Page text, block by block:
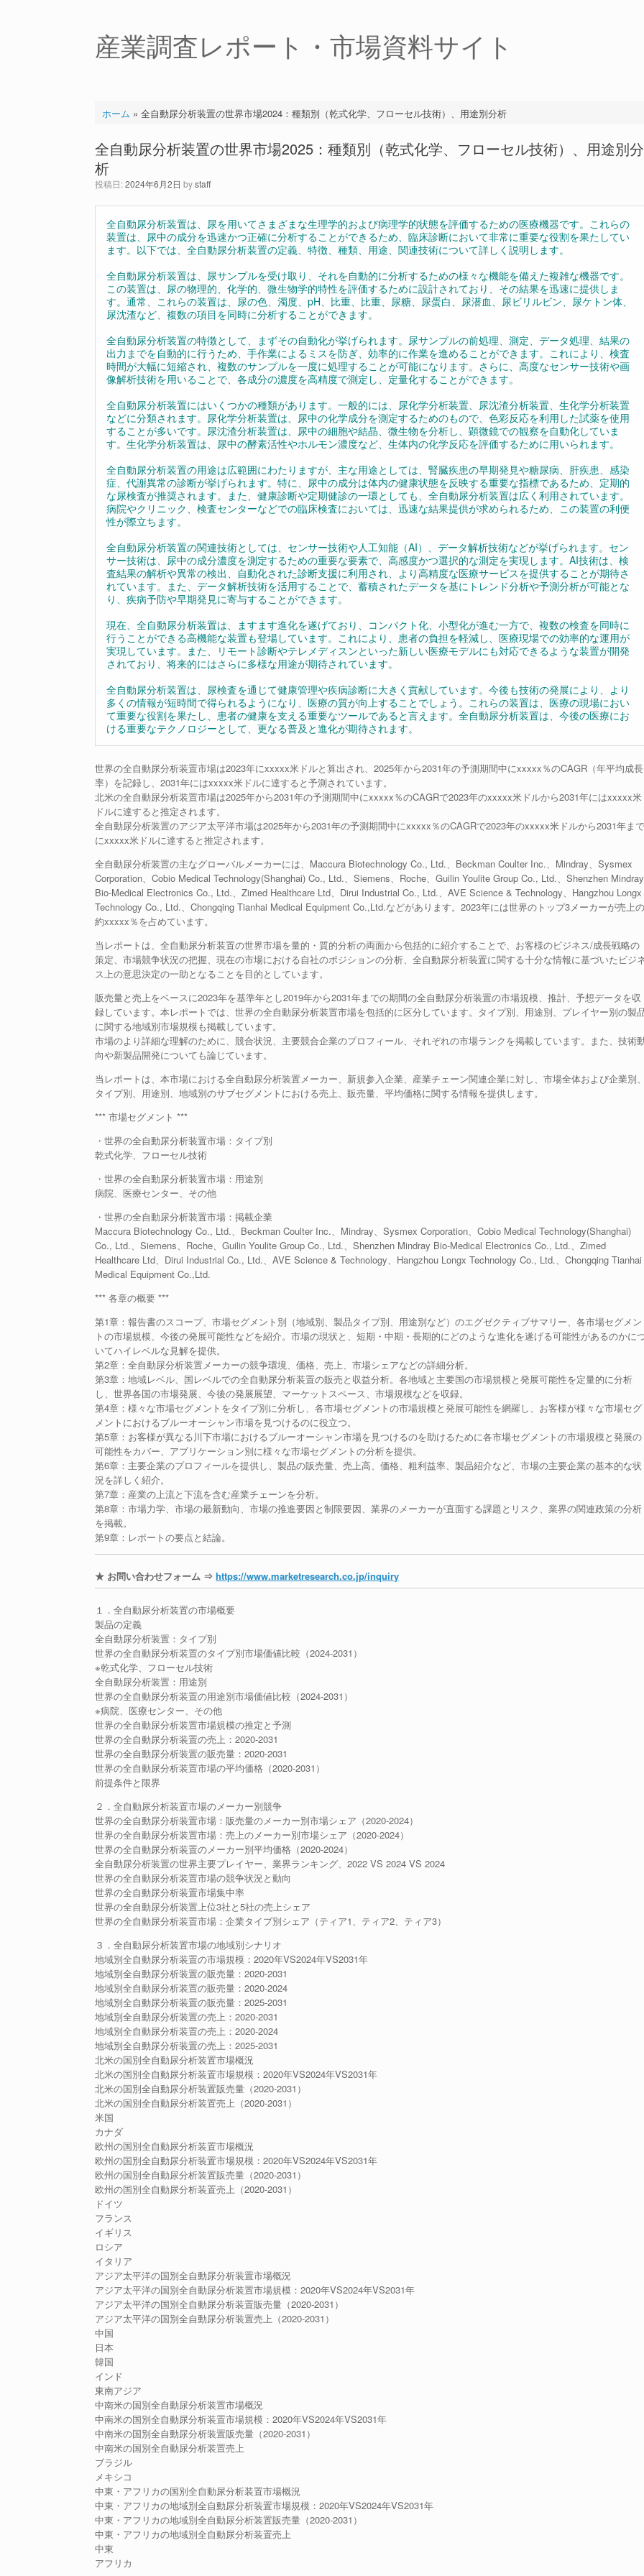
産業調査レポート・市場資料サイト
ホーム » 全自動尿分析装置の世界市場2024：種類別（乾式化学、フローセル技術）、用途別分析
全自動尿分析装置の世界市場2025：種類別（乾式化学、フローセル技術）、用途別分
析
投稿日:2024年6月2日 bystaff
全自動尿分析装置は、尿を用いてさまざまな生理学的および病理学的状態を評価するための医療機器です。これらの
装置は、尿中の成分を迅速かつ正確に分析することができるため、臨床診断において非常に重要な役割を果たしてい
ます。以下では、全自動尿分析装置の定義、特徴、種類、用途、関連技術について詳しく説明します。
全自動尿分析装置は、尿サンプルを受け取り、それを自動的に分析するための様々な機能を備えた複雑な機器です。
この装置は、尿の物理的、化学的、微生物学的特性を評価するために設計されており、その結果を迅速に提供しま
す。通常、これらの装置は、尿の色、濁度、pH、比重、比重、尿糖、尿蛋白、尿潜血、尿ビリルビン、尿ケトン体、
尿沈渣など、複数の項目を同時に分析することができます。
全自動尿分析装置の特徴として、まずその自動化が挙げられます。尿サンプルの前処理、測定、データ処理、結果の
出力までを自動的に行うため、手作業によるミスを防ぎ、効率的に作業を進めることができます。これにより、検査
時間が大幅に短縮され、複数のサンプルを一度に処理することが可能になります。さらに、高度なセンサー技術や画
像解析技術を用いることで、各成分の濃度を高精度で測定し、定量化することができます。
全自動尿分析装置にはいくつかの種類があります。一般的には、尿化学分析装置、尿沈渣分析装置、生化学分析装置
などに分類されます。尿化学分析装置は、尿中の化学成分を測定するためのもので、色彩反応を利用した試薬を使用
することが多いです。尿沈渣分析装置は、尿中の細胞や結晶、微生物を分析し、顕微鏡での観察を自動化していま
す。生化学分析装置は、尿中の酵素活性やホルモン濃度など、生体内の化学反応を評価するために用いられます。
全自動尿分析装置の用途は広範囲にわたりますが、主な用途としては、腎臓疾患の早期発見や糖尿病、肝疾患、感染
症、代謝異常の診断が挙げられます。特に、尿中の成分は体内の健康状態を反映する重要な指標であるため、定期的
な尿検査が推奨されます。また、健康診断や定期健診の一環としても、全自動尿分析装置は広く利用されています。
病院やクリニック、検査センターなどでの臨床検査においては、迅速な結果提供が求められるため、この装置の利便
性が際立ちます。
全自動尿分析装置の関連技術としては、センサー技術や人工知能（AI）、データ解析技術などが挙げられます。セン
サー技術は、尿中の成分濃度を測定するための重要な要素で、高感度かつ選択的な測定を実現します。AI技術は、検
査結果の解析や異常の検出、自動化された診断支援に利用され、より高精度な医療サービスを提供することが期待さ
れています。また、データ解析技術を活用することで、蓄積されたデータを基にトレンド分析や予測分析が可能とな
り、疾病予防や早期発見に寄与することができます。
現在、全自動尿分析装置は、ますます進化を遂げており、コンパクト化、小型化が進む一方で、複数の検査を同時に
行うことができる高機能な装置も登場しています。これにより、患者の負担を軽減し、医療現場での効率的な運用が
実現しています。また、リモート診断やテレメディスンといった新しい医療モデルにも対応できるような装置が開発
されており、将来的にはさらに多様な用途が期待されています。
全自動尿分析装置は、尿検査を通じて健康管理や疾病診断に大きく貢献しています。今後も技術の発展により、より
多くの情報が短時間で得られるようになり、医療の質が向上することでしょう。これらの装置は、医療の現場におい
て重要な役割を果たし、患者の健康を支える重要なツールであると言えます。全自動尿分析装置は、今後の医療にお
ける重要なテクノロジーとして、更なる普及と進化が期待されます。
世界の全自動尿分析装置市場は2023年にxxxxx米ドルと算出され、2025年から2031年の予測期間中にxxxxx％のCAGR（年平均成長
率）を記録し、2031年にはxxxxx米ドルに達すると予測されています。
北米の全自動尿分析装置市場は2025年から2031年の予測期間中にxxxxx％のCAGRで2023年のxxxxx米ドルから2031年にはxxxxx米
ドルに達すると推定されます。
全自動尿分析装置のアジア太平洋市場は2025年から2031年の予測期間中にxxxxx％のCAGRで2023年のxxxxx米ドルから2031年まで
にxxxxx米ドルに達すると推定されます。
全自動尿分析装置の主なグローバルメーカーには、Maccura Biotechnology Co., Ltd.、Beckman Coulter Inc.、Mindray、Sysmex
Corporation、Cobio Medical Technology(Shanghai) Co., Ltd.、Siemens、Roche、Guilin Youlite Group Co., Ltd.、Shenzhen Mindray
Bio-Medical Electronics Co., Ltd.、Zimed Healthcare Ltd、Dirui Industrial Co., Ltd.、AVE Science & Technology、Hangzhou Longx
Technology Co., Ltd.、Chongqing Tianhai Medical Equipment Co.,Ltd.などがあります。2023年には世界のトップ3メーカーが売上の
約xxxxx％を占めています。
当レポートは、全自動尿分析装置の世界市場を量的・質的分析の両面から包括的に紹介することで、お客様のビジネス/成長戦略の
策定、市場競争状況の把握、現在の市場における自社のポジションの分析、全自動尿分析装置に関する十分な情報に基づいたビジ
ス上の意思決定の一助となることを目的としています。
販売量と売上をベースに2023年を基準年とし2019年から2031年までの期間の全自動尿分析装置の市場規模、推計、予想データを収
録しています。本レポートでは、世界の全自動尿分析装置市場を包括的に区分しています。タイプ別、用途別、プレイヤー別の製
に関する地域別市場規模も掲載しています。
市場のより詳細な理解のために、競合状況、主要競合企業のプロフィール、それぞれの市場ランクを掲載しています。また、技術
向や新製品開発についても論じています。
当レポートは、本市場における全自動尿分析装置メーカー、新規参入企業、産業チェーン関連企業に対し、市場全体および企業別、
タイプ別、用途別、地域別のサブセグメントにおける売上、販売量、平均価格に関する情報を提供します。
*** 市場セグメント ***
・世界の全自動尿分析装置市場：タイプ別
乾式化学、フローセル技術
・世界の全自動尿分析装置市場：用途別
病院、医療センター、その他
・世界の全自動尿分析装置市場：掲載企業
Maccura Biotechnology Co., Ltd.、Beckman Coulter Inc.、Mindray、Sysmex Corporation、Cobio Medical Technology(Shanghai)
Co., Ltd.、Siemens、Roche、Guilin Youlite Group Co., Ltd.、Shenzhen Mindray Bio-Medical Electronics Co., Ltd.、Zimed
Healthcare Ltd、Dirui Industrial Co., Ltd.、AVE Science & Technology、Hangzhou Longx Technology Co., Ltd.、Chongqing Tianhai
Medical Equipment Co.,Ltd.
*** 各章の概要 ***
第1章：報告書のスコープ、市場セグメント別（地域別、製品タイプ別、用途別など）のエグゼクティブサマリー、各市場セグメン
トの市場規模、今後の発展可能性などを紹介。市場の現状と、短期・中期・長期的にどのような進化を遂げる可能性があるのかに
いてハイレベルな見解を提供。
第2章：全自動尿分析装置メーカーの競争環境、価格、売上、市場シェアなどの詳細分析。
第3章：地域レベル、国レベルでの全自動尿分析装置の販売と収益分析。各地域と主要国の市場規模と発展可能性を定量的に分析
し、世界各国の市場発展、今後の発展展望、マーケットスペース、市場規模などを収録。
第4章：様々な市場セグメントをタイプ別に分析し、各市場セグメントの市場規模と発展可能性を網羅し、お客様が様々な市場セグ
メントにおけるブルーオーシャン市場を見つけるのに役立つ。
第5章：お客様が異なる川下市場におけるブルーオーシャン市場を見つけるのを助けるために各市場セグメントの市場規模と発展の
可能性をカバー、アプリケーション別に様々な市場セグメントの分析を提供。
第6章：主要企業のプロフィールを提供し、製品の販売量、売上高、価格、粗利益率、製品紹介など、市場の主要企業の基本的な状
況を詳しく紹介。
第7章：産業の上流と下流を含む産業チェーンを分析。
第8章：市場力学、市場の最新動向、市場の推進要因と制限要因、業界のメーカーが直面する課題とリスク、業界の関連政策の分析
を掲載。
第9章：レポートの要点と結論。
★ お問い合わせフォーム ⇒ https://www.marketresearch.co.jp/inquiry
１．全自動尿分析装置の市場概要
製品の定義
全自動尿分析装置：タイプ別
世界の全自動尿分析装置のタイプ別市場価値比較（2024-2031）
※乾式化学、フローセル技術
全自動尿分析装置：用途別
世界の全自動尿分析装置の用途別市場価値比較（2024-2031）
※病院、医療センター、その他
世界の全自動尿分析装置市場規模の推定と予測
世界の全自動尿分析装置の売上：2020-2031
世界の全自動尿分析装置の販売量：2020-2031
世界の全自動尿分析装置市場の平均価格（2020-2031）
前提条件と限界
２．全自動尿分析装置市場のメーカー別競争
世界の全自動尿分析装置市場：販売量のメーカー別市場シェア（2020-2024）
世界の全自動尿分析装置市場：売上のメーカー別市場シェア（2020-2024）
世界の全自動尿分析装置のメーカー別平均価格（2020-2024）
全自動尿分析装置の世界主要プレイヤー、業界ランキング、2022 VS 2024 VS 2024
世界の全自動尿分析装置市場の競争状況と動向
世界の全自動尿分析装置市場集中率
世界の全自動尿分析装置上位3社と5社の売上シェア
世界の全自動尿分析装置市場：企業タイプ別シェア（ティア1、ティア2、ティア3）
３．全自動尿分析装置市場の地域別シナリオ
地域別全自動尿分析装置の市場規模：2020年VS2024年VS2031年
地域別全自動尿分析装置の販売量：2020-2031
地域別全自動尿分析装置の販売量：2020-2024
地域別全自動尿分析装置の販売量：2025-2031
地域別全自動尿分析装置の売上：2020-2031
地域別全自動尿分析装置の売上：2020-2024
地域別全自動尿分析装置の売上：2025-2031
北米の国別全自動尿分析装置市場概況
北米の国別全自動尿分析装置市場規模：2020年VS2024年VS2031年
北米の国別全自動尿分析装置販売量（2020-2031）
北米の国別全自動尿分析装置売上（2020-2031）
米国
カナダ
欧州の国別全自動尿分析装置市場概況
欧州の国別全自動尿分析装置市場規模：2020年VS2024年VS2031年
欧州の国別全自動尿分析装置販売量（2020-2031）
欧州の国別全自動尿分析装置売上（2020-2031）
ドイツ
フランス
イギリス
ロシア
イタリア
アジア太平洋の国別全自動尿分析装置市場概況
アジア太平洋の国別全自動尿分析装置市場規模：2020年VS2024年VS2031年
アジア太平洋の国別全自動尿分析装置販売量（2020-2031）
アジア太平洋の国別全自動尿分析装置売上（2020-2031）
中国
日本
韓国
インド
東南アジア
中南米の国別全自動尿分析装置市場概況
中南米の国別全自動尿分析装置市場規模：2020年VS2024年VS2031年
中南米の国別全自動尿分析装置販売量（2020-2031）
中南米の国別全自動尿分析装置売上
ブラジル
メキシコ
中東・アフリカの国別全自動尿分析装置市場概況
中東・アフリカの地域別全自動尿分析装置市場規模：2020年VS2024年VS2031年
中東・アフリカの地域別全自動尿分析装置販売量（2020-2031）
中東・アフリカの地域別全自動尿分析装置売上
中東
アフリカ